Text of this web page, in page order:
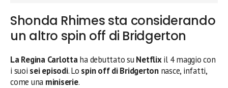
Shonda Rhimes sta considerando
un altro spin off di Bridgerton
La Regina Carlottaha debuttato suNetflixil 4 maggio con
i suoi sei episodi. Lo spin off di Bridgertonnasce, infatti,
come una miniserie.